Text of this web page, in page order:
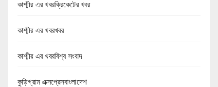
কাশ্মীর এর খবরক্রিকেটের খবর
কাশ্মীর এর খবরখবর
কাশ্মীর এর খবরবিশ্ব সংবাদ
কুড়িগ্রাম এক্সপ্রেসবাংলাদেশ